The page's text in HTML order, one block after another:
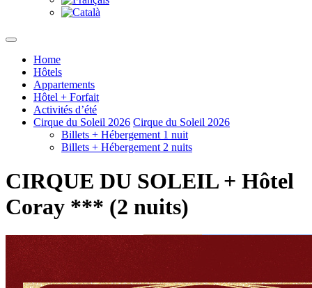
Home
Hôtels
Appartements
Hôtel + Forfait
Activités d’été
Cirque du Soleil 2026 Cirque du Soleil 2026
Billets + Hébergement 1 nuit
Billets + Hébergement 2 nuits
CIRQUE DU SOLEIL + Hôtel
Coray *** (2 nuits)